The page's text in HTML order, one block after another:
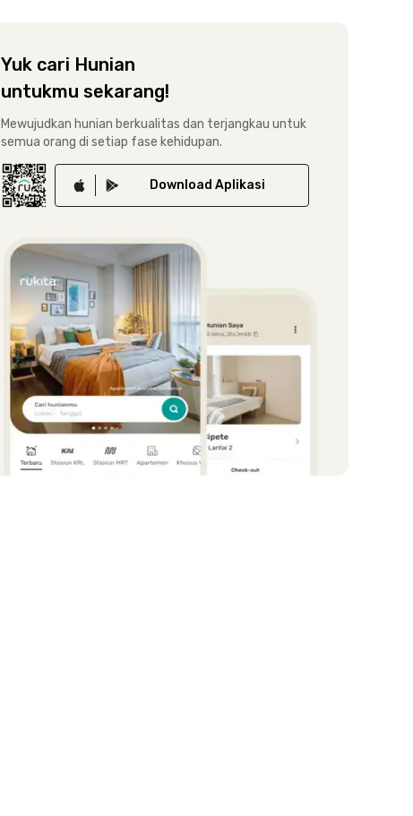
Yuk cari Hunian
untukmu sekarang!
Mewujudkan hunian berkualitas dan terjangkau untuk
semua orang di setiap fase kehidupan.
Download Aplikasi